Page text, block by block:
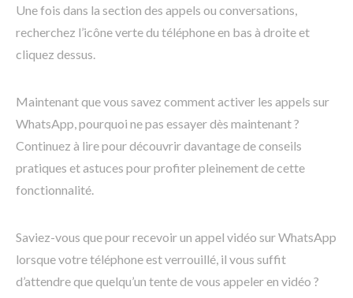
Une fois dans la section des appels ou conversations,
recherchez l’icône verte du téléphone en bas à droite et
cliquez dessus.
Maintenant que vous savez comment activer les appels sur
WhatsApp, pourquoi ne pas essayer dès maintenant ?
Continuez à lire pour découvrir davantage de conseils
pratiques et astuces pour profiter pleinement de cette
fonctionnalité.
Saviez-vous que pour recevoir un appel vidéo sur WhatsApp
lorsque votre téléphone est verrouillé, il vous suffit
d’attendre que quelqu’un tente de vous appeler en vidéo ?